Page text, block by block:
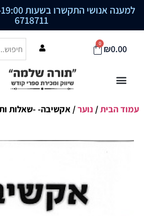
למענה אנושי התקשרו בשעות 09:00-19:00 לטלפון
6718711
₪0.00
0
עמוד הבית/ נוער/ אקשיבה- -שאלות